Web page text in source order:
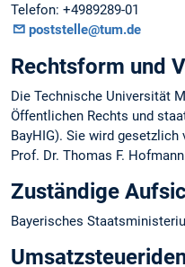
Telefon: +4989289-01
poststelle@tum.de
Rechtsform und
Die Technische Universität
Öffentlichen Rechts und
BayHIG). Sie wird
Prof. Dr. Thomas F.
Zuständige
Bayerisches